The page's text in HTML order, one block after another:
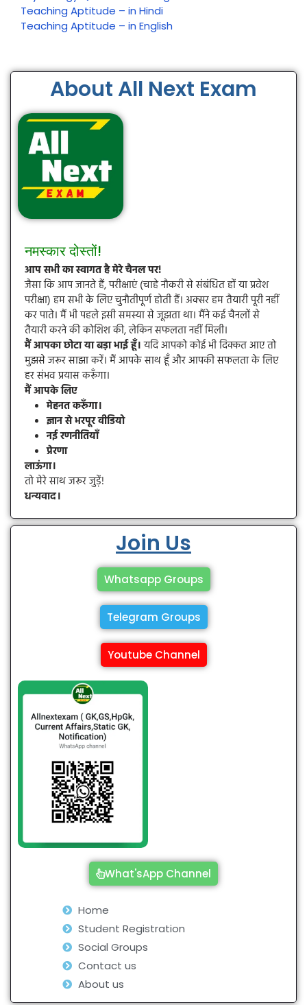
Teaching Aptitude – in Hindi
Teaching Aptitude – in English
About All Next Exam
नमस्कार दोस्तों!
आप सभी का स्वागत है मेरे चैनल पर!
जैसा कि आप जानते हैं, परीक्षाएं (चाहे नौकरी से संबंधित हों या प्रवेश
परीक्षा) हम सभी के लिए चुनौतीपूर्ण होती हैं। अक्सर हम तैयारी पूरी नहीं
कर पाते। मैं भी पहले इसी समस्या से जूझता था। मैंने कई चैनलों से
तैयारी करने की कोशिश की, लेकिन सफलता नहीं मिली।
मैं आपका छोटा या बड़ा भाई हूँ।यदि आपको कोई भी दिक्कत आए तो
मुझसे जरूर साझा करें। मैं आपके साथ हूँ और आपकी सफलता के लिए
हर संभव प्रयास करूँगा।
मैं आपके लिए
मेहनत करूँगा।
ज्ञान से भरपूर वीडियो
नई रणनीतियाँ
प्रेरणा
लाऊंगा।
तो मेरे साथ जरूर जुड़ें!
धन्यवाद।
Join Us
Whatsapp Groups
Telegram Groups
Youtube Channel
What'sApp Channel
Home
Student Registration
Social Groups
Contact us
About us